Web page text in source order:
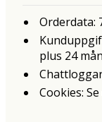
Orderdata:
plus 24
Cookies: